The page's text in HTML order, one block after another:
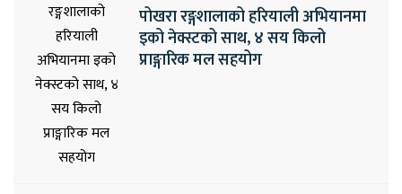
पोखरा रङ्गशालाको हरियाली अभियानमा
इको नेक्स्टको साथ, ४ सय किलो
प्राङ्गारिक मल सहयोग